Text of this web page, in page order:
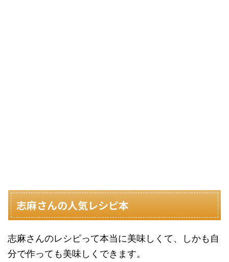
志麻さんの人気レシピ本
志麻さんのレシピって本当に美味しくて、しかも自
分で作っても美味しくできます。